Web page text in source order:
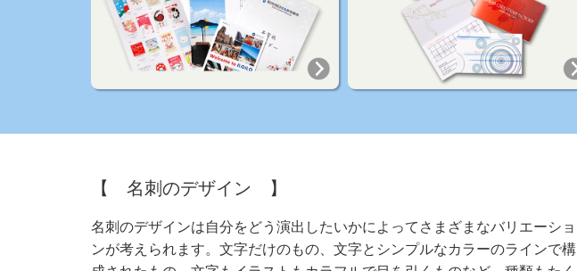
【 名刺のデザイン 】
名刺のデザインは自分をどう演出したいかによってさまざまなバリエーショ
ンが考えられます。文字だけのもの、文字とシンプルなカラーのラインで構